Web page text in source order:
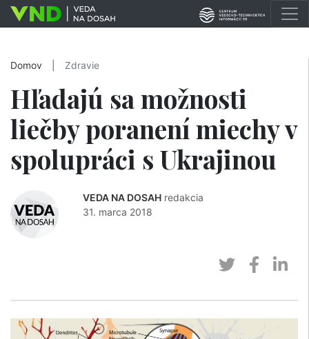
Domov Zdravie
Hľadajú sa možnosti
liečby poranení miechy v
spolupráci s Ukrajinou
VEDA NA DOSAH redakcia
31. marca 2018